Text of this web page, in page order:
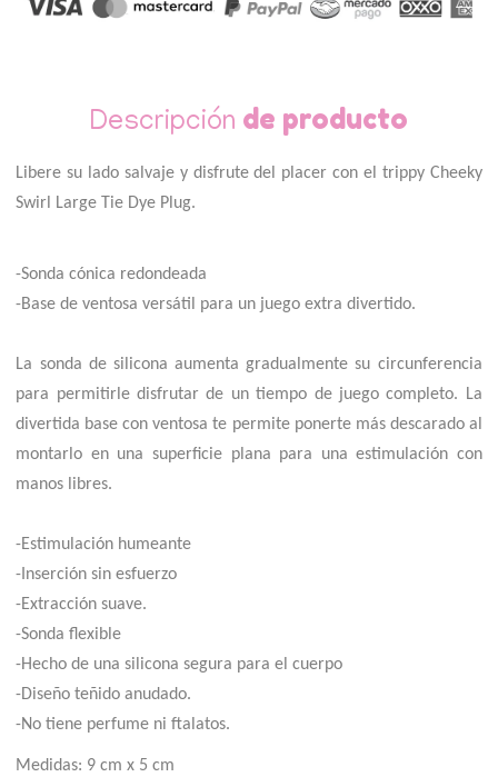
Descripción de producto
Libere su lado salvaje y disfrute del placer con el trippy Cheeky
Swirl Large Tie Dye Plug.
-Sonda cónica redondeada
-Base de ventosa versátil para un juego extra divertido.
La sonda de silicona aumenta gradualmente su circunferencia
para permitirle disfrutar de un tiempo de juego completo. La
divertida base con ventosa te permite ponerte más descarado al
montarlo en una superficie plana para una estimulación con
manos libres.
-Estimulación humeante
-Inserción sin esfuerzo
-Extracción suave.
-Sonda flexible
-Hecho de una silicona segura para el cuerpo
-Diseño teñido anudado.
-No tiene perfume ni ftalatos.
Medidas: 9 cm x 5 cm